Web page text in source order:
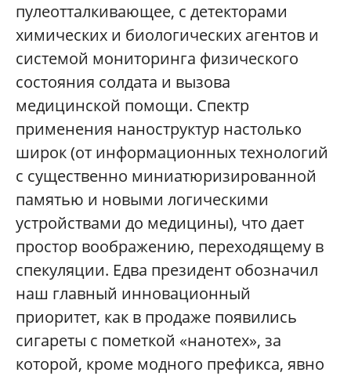
пулеотталкивающее, с детекторами
химических и биологических агентов и
системой мониторинга физического
состояния солдата и вызова
медицинской помощи. Спектр
применения наноструктур настолько
широк (от информационных технологий
с существенно миниатюризированной
памятью и новыми логическими
устройствами до медицины), что дает
простор воображению, переходящему в
спекуляции. Едва президент обозначил
наш главный инновационный
приоритет, как в продаже появились
сигареты с пометкой «нанотех», за
которой, кроме модного префикса, явно